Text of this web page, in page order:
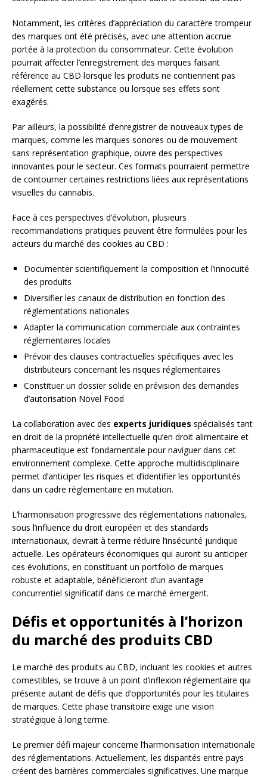
Notamment, les critères d’appréciation du caractère trompeur
des marques ont été précisés, avec une attention accrue
portée à la protection du consommateur. Cette évolution
pourrait affecter l’enregistrement des marques faisant
référence au CBD lorsque les produits ne contiennent pas
réellement cette substance ou lorsque ses effets sont
exagérés.
Par ailleurs, la possibilité d’enregistrer de nouveaux types de
marques, comme les marques sonores ou de mouvement
sans représentation graphique, ouvre des perspectives
innovantes pour le secteur. Ces formats pourraient permettre
de contourner certaines restrictions liées aux représentations
visuelles du cannabis.
Face à ces perspectives d’évolution, plusieurs
recommandations pratiques peuvent être formulées pour les
acteurs du marché des cookies au CBD :
Documenter scientifiquement la composition et l’innocuité
des produits
Diversifier les canaux de distribution en fonction des
réglementations nationales
Adapter la communication commerciale aux contraintes
réglementaires locales
Prévoir des clauses contractuelles spécifiques avec les
distributeurs concernant les risques réglementaires
Constituer un dossier solide en prévision des demandes
d’autorisation Novel Food
La collaboration avec des experts juridiques spécialisés tant
en droit de la propriété intellectuelle qu’en droit alimentaire et
pharmaceutique est fondamentale pour naviguer dans cet
environnement complexe. Cette approche multidisciplinaire
permet d’anticiper les risques et d’identifier les opportunités
dans un cadre réglementaire en mutation.
L’harmonisation progressive des réglementations nationales,
sous l’influence du droit européen et des standards
internationaux, devrait à terme réduire l’insécurité juridique
actuelle. Les opérateurs économiques qui auront su anticiper
ces évolutions, en constituant un portfolio de marques
robuste et adaptable, bénéficieront d’un avantage
concurrentiel significatif dans ce marché émergent.
Défis et opportunités à l’horizon
du marché des produits CBD
Le marché des produits au CBD, incluant les cookies et autres
comestibles, se trouve à un point d’inflexion réglementaire qui
présente autant de défis que d’opportunités pour les titulaires
de marques. Cette phase transitoire exige une vision
stratégique à long terme.
Le premier défi majeur concerne l’harmonisation internationale
des réglementations. Actuellement, les disparités entre pays
créent des barrières commerciales significatives. Une marque